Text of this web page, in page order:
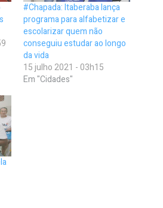
#Chapada: Itaberaba lança
programa para alfabetizar e
escolarizar quem não
conseguiu estudar ao longo
da vida
15 julho 2021 - 03h15
Em "Cidades"